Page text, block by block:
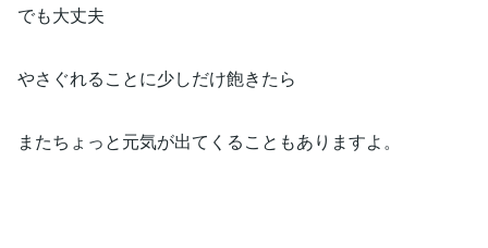
でも大丈夫
やさぐれることに少しだけ飽きたら
またちょっと元気が出てくることもありますよ。